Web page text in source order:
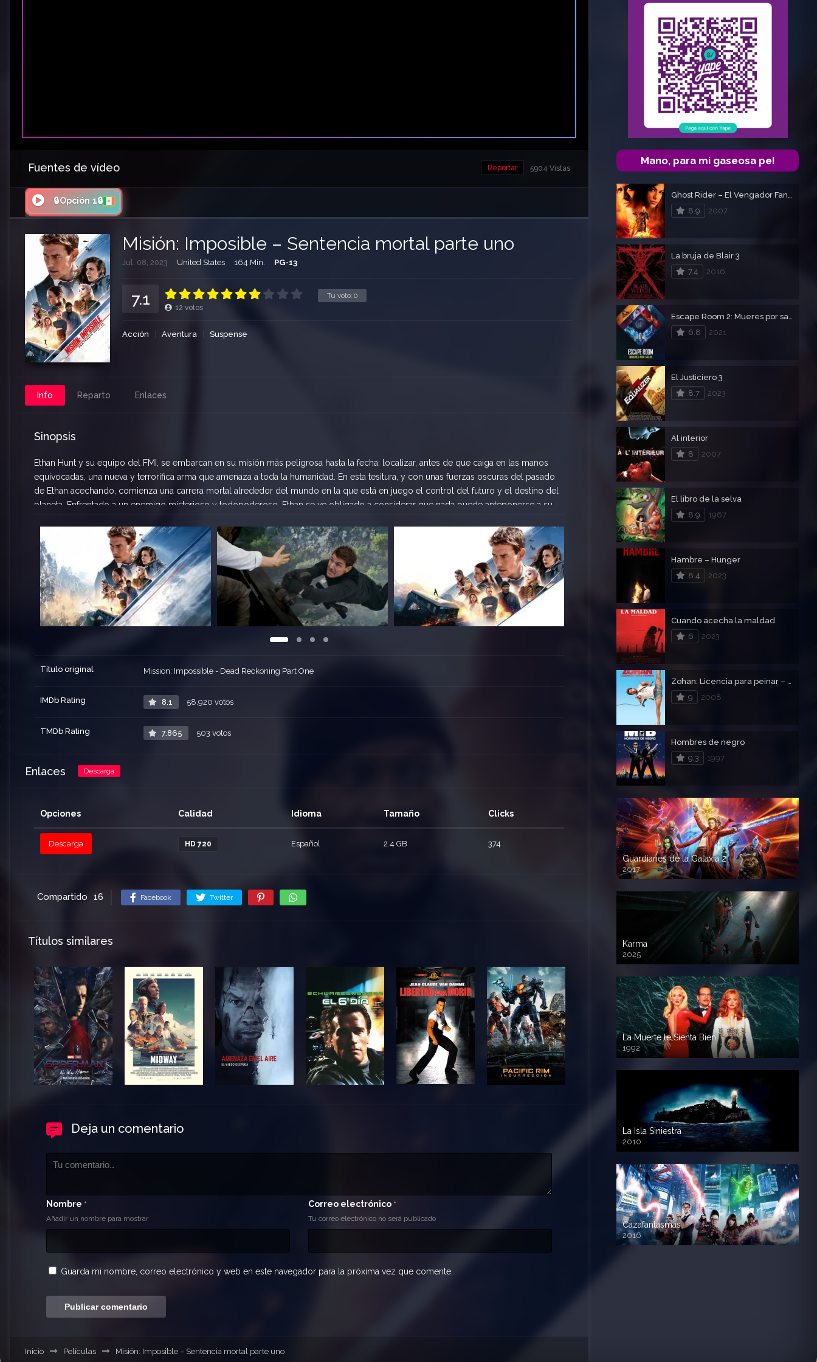
Fuentes de vídeo 5904 Vistas
Reportar
🔒Opción 1🔒
Misión: Imposible – Sentencia mortal parte uno
Jul. 08, 2023 United States 164 Min. PG-13
Tu voto: 0
7.1 12 votos
Acción Aventura Suspense
Info Reparto Enlaces
Sinopsis
Ethan Hunt y su equipo del FMI, se embarcan en su misión más peligrosa hasta la fecha: localizar, antes de que caiga en las manos
equivocadas, una nueva y terrorífica arma que amenaza a toda la humanidad. En esta tesitura, y con unas fuerzas oscuras del pasado
de Ethan acechando, comienza una carrera mortal alrededor del mundo en la que está en juego el control del futuro y el destino del
planeta. Enfrentado a un enemigo misterioso y todopoderoso, Ethan se ve obligado a considerar que nada puede anteponerse a su
Título original Mission: Impossible - Dead Reckoning Part One
IMDb Rating 8.1 58,920 votos
TMDb Rating 7.865 503 votos
Enlaces Descarga
Opciones Calidad Idioma Tamaño Clicks
Descarga HD 720 Español 2.4 GB 374
Compartido 16 Facebook Twitter
Títulos similares
Deja un comentario
Nombre *
Añadir un nombre para mostrar
Correo electrónico *
Tu correo electrónico no será publicado
Guarda mi nombre, correo electrónico y web en este navegador para la próxima vez que comente.
Inicio Películas Misión: Imposible – Sentencia mortal parte uno
Mano, para mi gaseosa pe!
8.9
2007
La bruja de Blair 3
7.4
2016
6.8
2021
El Justiciero 3
8.7
2023
Al interior
8
2007
El libro de la selva
8.9
1967
Hambre – Hunger
8.4
2023
Cuando acecha la maldad
6
2023
9
2008
Hombres de negro
9.3
1997
Guardianes de la Galaxia 2
2017
720p HD
Karma
2025
La Muerte le Sienta Bien
1992
720p HD
La Isla Siniestra
2010
720p HD
Cazafantasmas
2016
720p HD